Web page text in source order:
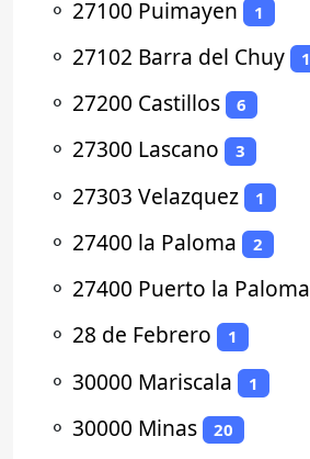
⚬ 27100 Puimayen 1
⚬ 27102 Barra del Chuy 1
⚬ 27200 Castillos 6
⚬ 27300 Lascano 3
⚬ 27303 Velazquez 1
⚬ 27400 la Paloma 2
⚬ 27400 Puerto la Paloma
⚬ 28 de Febrero 1
⚬ 30000 Mariscala 1
⚬ 30000 Minas 20